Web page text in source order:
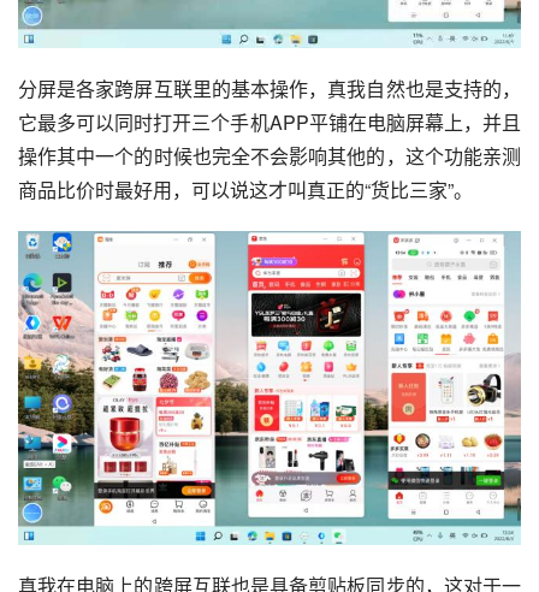
分屏是各家跨屏互联里的基本操作，真我自然也是支持的，
它最多可以同时打开三个手机APP平铺在电脑屏幕上，并且
操作其中一个的时候也完全不会影响其他的，这个功能亲测
商品比价时最好用，可以说这才叫真正的“货比三家”。
真我在电脑上的跨屏互联也是具备剪贴板同步的，这对于一